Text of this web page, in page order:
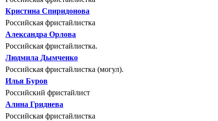
Кристина Спиридонова
Российская фристайлистка
Александра Орлова
Российская фристайлистка.
Людмила Дымченко
Российская фристайлистка (могул).
Илья Буров
Российский фристайлист
Алина Гриднева
Российская фристайлистка